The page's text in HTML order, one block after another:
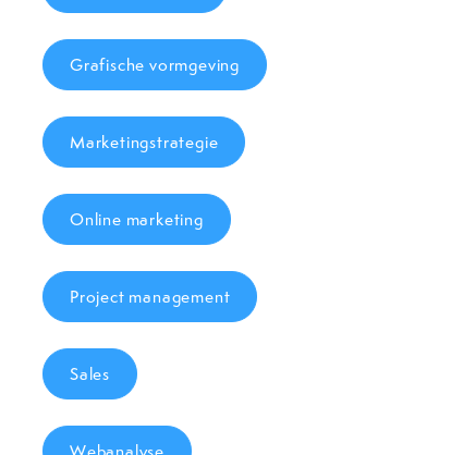
Grafische vormgeving
Marketingstrategie
Online marketing
Project management
Sales